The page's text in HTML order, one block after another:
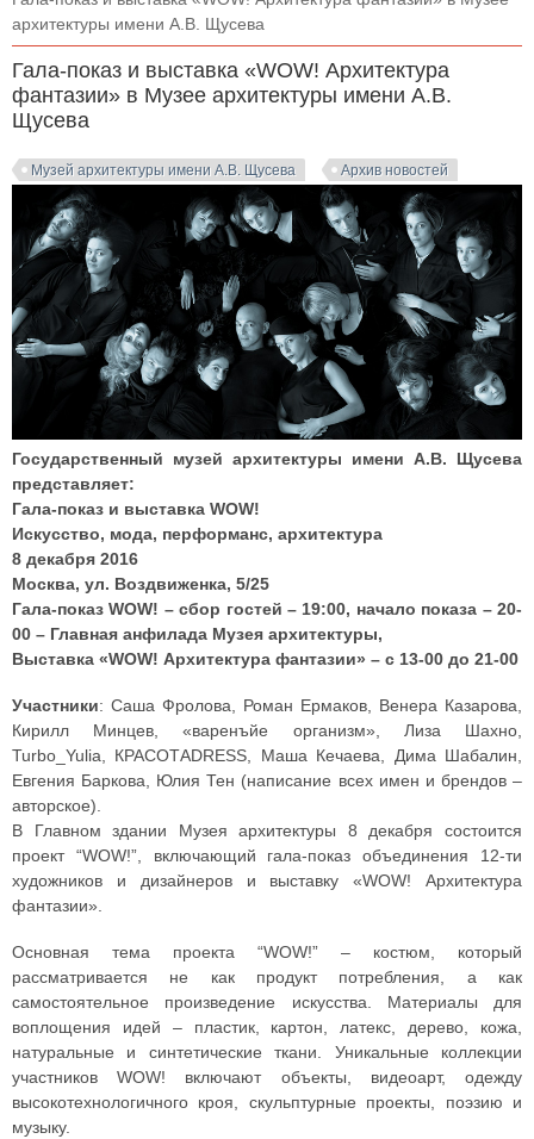
архитектуры имени А.В. Щусева
Гала-показ и выставка «WOW! Архитектура
фантазии» в Музее архитектуры имени А.В.
Щусева
Музей архитектуры имени А.В. Щусева Архив новостей
Государственный музей архитектуры имени А.В. Щусева
представляет:
Гала-показ и выставка WOW!
Искусство, мода, перформанс, архитектура
8 декабря 2016
Москва, ул. Воздвиженка, 5/25
Гала-показ WOW! – cбор гостей – 19:00, начало показа – 20-
00 – Главная анфилада Музея архитектуры,
Выставка «WOW! Архитектура фантазии» – с 13-00 до 21-00
Участники: Саша Фролова, Роман Ермаков, Венера Казарова,
Кирилл Минцев, «варенъйе организм», Лиза Шахно,
Turbo_Yulia, КРАСОТАDRESS, Маша Кечаева, Дима Шабалин,
Евгения Баркова, Юлия Тен (написание всех имен и брендов –
авторское).
В Главном здании Музея архитектуры 8 декабря состоится
проект “WOW!”, включающий гала-показ объединения 12-ти
художников и дизайнеров и выставку «WOW! Архитектура
фантазии».
Основная тема проекта “WOW!” – костюм, который
рассматривается не как продукт потребления, а как
самостоятельное произведение искусства. Материалы для
воплощения идей – пластик, картон, латекс, дерево, кожа,
натуральные и синтетические ткани. Уникальные коллекции
участников WOW! включают объекты, видеоарт, одежду
высокотехнологичного кроя, скульптурные проекты, поэзию и
музыку.